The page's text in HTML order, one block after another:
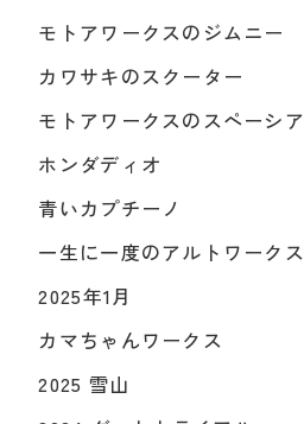
モトアワークスのジムニー
カワサキのスクーター
モトアワークスのスペーシア
ホンダディオ
青いカプチーノ
一生に一度のアルトワークス
2025年1月
カマちゃんワークス
2025 雪山